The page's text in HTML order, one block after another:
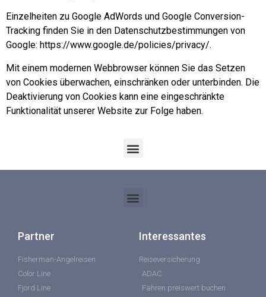
Einzelheiten zu Google AdWords und Google Conversion-
Tracking finden Sie in den Datenschutzbestimmungen von
Google: https://www.google.de/policies/privacy/.
Mit einem modernen Webbrowser können Sie das Setzen
von Cookies überwachen, einschränken oder unterbinden. Die
Deaktivierung von Cookies kann eine eingeschränkte
Funktionalität unserer Website zur Folge haben.
Partner
Fisherman-Angelreisen
Color Line
Fjord Line
Interessantes
Reiseversicherung
ADAC
Fähren preiswert buchen